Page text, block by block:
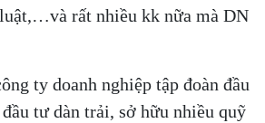
luật,…và rất nhiều kk nữa mà DN
ty doanh nghiệp tập đoàn đầu
tư dàn trải, sở hữu nhiều quỹ